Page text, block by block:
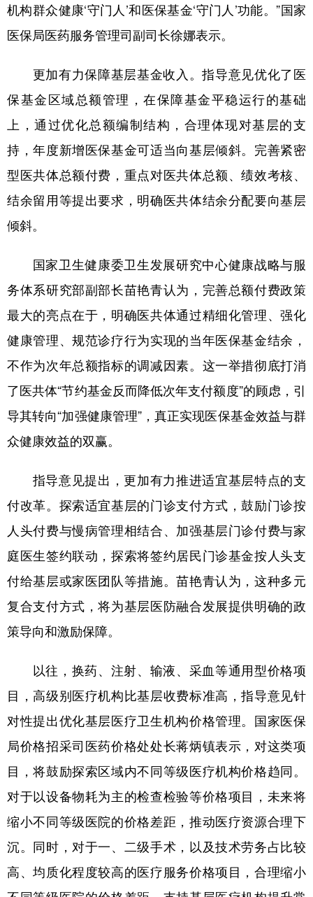
四川 贵州 云南 西藏
新疆 内蒙古 黑龙江
多语种频道
English Español Français عربى
Deutsch
机构群众健康‘守门人’和医保基金‘守门人’功能。”国家
医保局医药服务管理司副司长徐娜表示。
更加有力保障基层基金收入。指导意见优化了医
保基金区域总额管理，在保障基金平稳运行的基础
上，通过优化总额编制结构，合理体现对基层的支
持，年度新增医保基金可适当向基层倾斜。完善紧密
型医共体总额付费，重点对医共体总额、绩效考核、
结余留用等提出要求，明确医共体结余分配要向基层
倾斜。
国家卫生健康委卫生发展研究中心健康战略与服
务体系研究部副部长苗艳青认为，完善总额付费政策
最大的亮点在于，明确医共体通过精细化管理、强化
健康管理、规范诊疗行为实现的当年医保基金结余，
不作为次年总额指标的调减因素。这一举措彻底打消
了医共体“节约基金反而降低次年支付额度”的顾虑，引
导其转向“加强健康管理”，真正实现医保基金效益与群
众健康效益的双赢。
指导意见提出，更加有力推进适宜基层特点的支
付改革。探索适宜基层的门诊支付方式，鼓励门诊按
人头付费与慢病管理相结合、加强基层门诊付费与家
庭医生签约联动，探索将签约居民门诊基金按人头支
付给基层或家医团队等措施。苗艳青认为，这种多元
复合支付方式，将为基层医防融合发展提供明确的政
策导向和激励保障。
以往，换药、注射、输液、采血等通用型价格项
目，高级别医疗机构比基层收费标准高，指导意见针
对性提出优化基层医疗卫生机构价格管理。国家医保
局价格招采司医药价格处处长蒋炳镇表示，对这类项
目，将鼓励探索区域内不同等级医疗机构价格趋同。
对于以设备物耗为主的检查检验等价格项目，未来将
缩小不同等级医院的价格差距，推动医疗资源合理下
沉。同时，对于一、二级手术，以及技术劳务占比较
高、均质化程度较高的医疗服务价格项目，合理缩小